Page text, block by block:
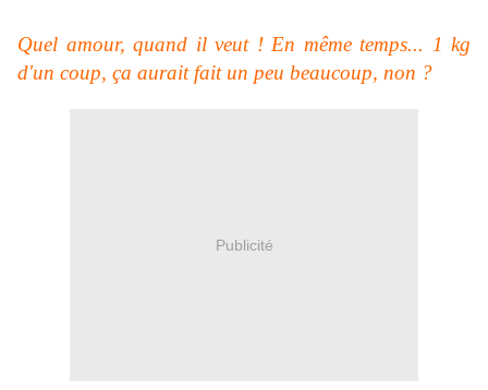
Quel amour, quand il veut ! En même temps... 1 kg
d'un coup, ça aurait fait un peu beaucoup, non ?
Publicité